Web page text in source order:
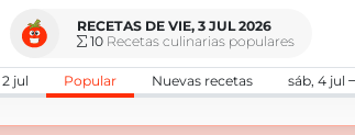
RECETAS DE VIE, 3 JUL 2026
10Recetas culinarias populares
jul Popular Nuevas recetas sáb, 4 jul